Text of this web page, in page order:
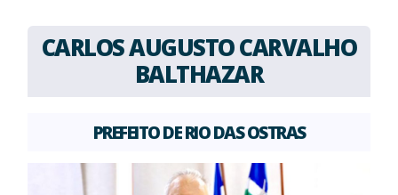
CARLOS AUGUSTO CARVALHO
BALTHAZAR
PREFEITO DE RIO DAS OSTRAS